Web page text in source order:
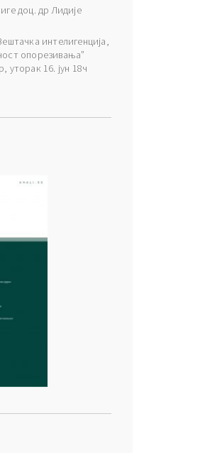
доц. др Лидије
интелигенција,
опорезивања”
16. јун 18ч